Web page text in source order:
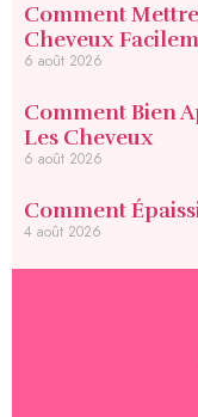
Comment
Cheveux
6 août 2026
Comment Bien
Les Cheveux
6 août 2026
Comment
4 août 2026